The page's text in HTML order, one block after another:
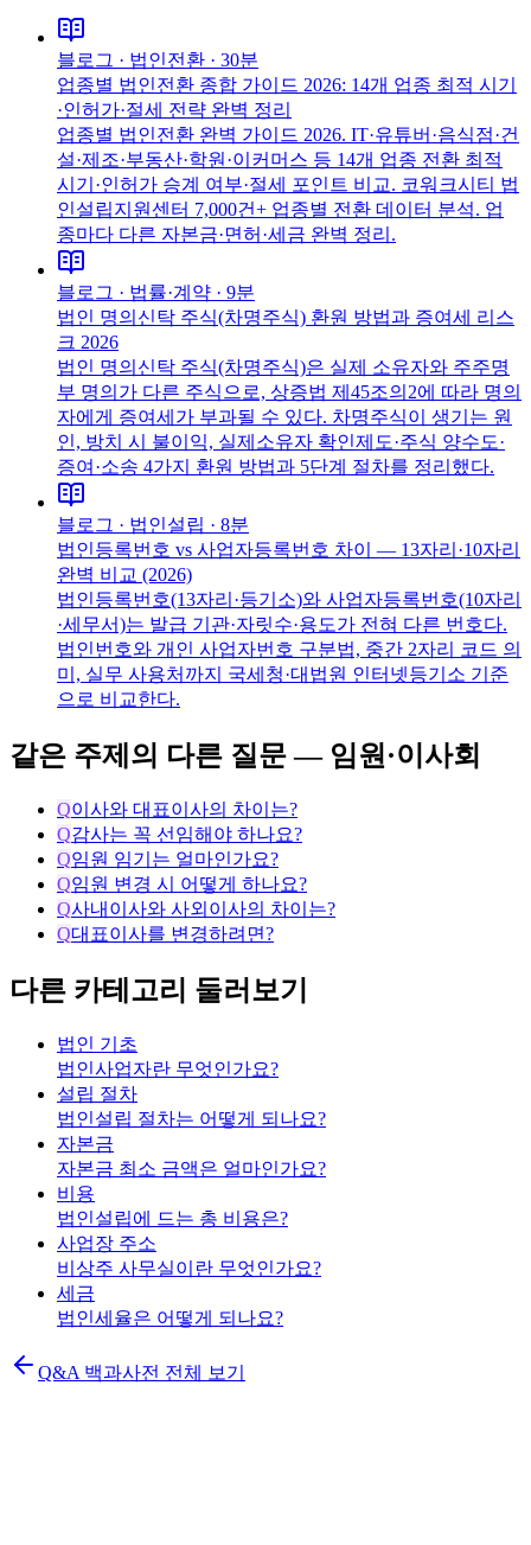
블로그 · 법인전환 · 30분
업종별 법인전환 종합 가이드 2026: 14개 업종 최적 시기
·인허가·절세 전략 완벽 정리
업종별 법인전환 완벽 가이드 2026. IT·유튜버·음식점·건
설·제조·부동산·학원·이커머스 등 14개 업종 전환 최적
시기·인허가 승계 여부·절세 포인트 비교. 코워크시티 법
인설립지원센터 7,000건+ 업종별 전환 데이터 분석. 업
종마다 다른 자본금·면허·세금 완벽 정리.
블로그 · 법률·계약 · 9분
법인 명의신탁 주식(차명주식) 환원 방법과 증여세 리스
크 2026
법인 명의신탁 주식(차명주식)은 실제 소유자와 주주명
부 명의가 다른 주식으로, 상증법 제45조의2에 따라 명의
자에게 증여세가 부과될 수 있다. 차명주식이 생기는 원
인, 방치 시 불이익, 실제소유자 확인제도·주식 양수도·
증여·소송 4가지 환원 방법과 5단계 절차를 정리했다.
블로그 · 법인설립 · 8분
법인등록번호 vs 사업자등록번호 차이 — 13자리·10자리
완벽 비교 (2026)
법인등록번호(13자리·등기소)와 사업자등록번호(10자리
·세무서)는 발급 기관·자릿수·용도가 전혀 다른 번호다.
법인번호와 개인 사업자번호 구분법, 중간 2자리 코드 의
미, 실무 사용처까지 국세청·대법원 인터넷등기소 기준
으로 비교한다.
같은 주제의 다른 질문 — 임원·이사회
Q이사와 대표이사의 차이는?
Q감사는 꼭 선임해야 하나요?
Q임원 임기는 얼마인가요?
Q임원 변경 시 어떻게 하나요?
Q사내이사와 사외이사의 차이는?
Q대표이사를 변경하려면?
다른 카테고리 둘러보기
법인 기초
법인사업자란 무엇인가요?
설립 절차
법인설립 절차는 어떻게 되나요?
자본금
자본금 최소 금액은 얼마인가요?
비용
법인설립에 드는 총 비용은?
사업장 주소
비상주 사무실이란 무엇인가요?
세금
법인세율은 어떻게 되나요?
Q&A 백과사전 전체 보기